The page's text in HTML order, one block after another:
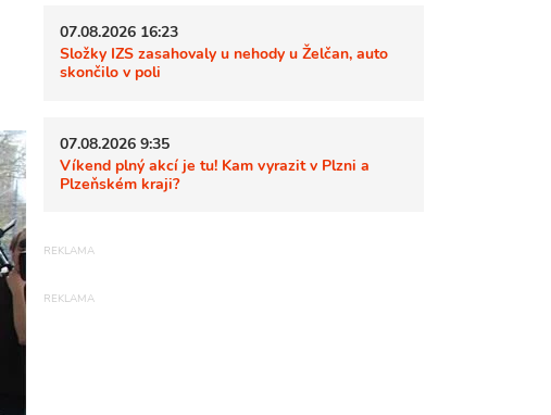
07.08.2026 16:23
Složky IZS zasahovaly u nehody u Želčan, auto
skončilo v poli
07.08.2026 9:35
Víkend plný akcí je tu! Kam vyrazit v Plzni a
Plzeňském kraji?